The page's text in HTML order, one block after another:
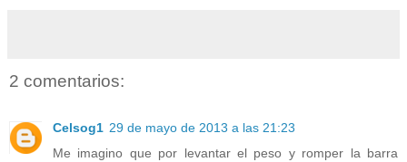
2 comentarios:
Celsog1 29 de mayo de 2013 a las 21:23
Me imagino que por levantar el peso y romper la barra